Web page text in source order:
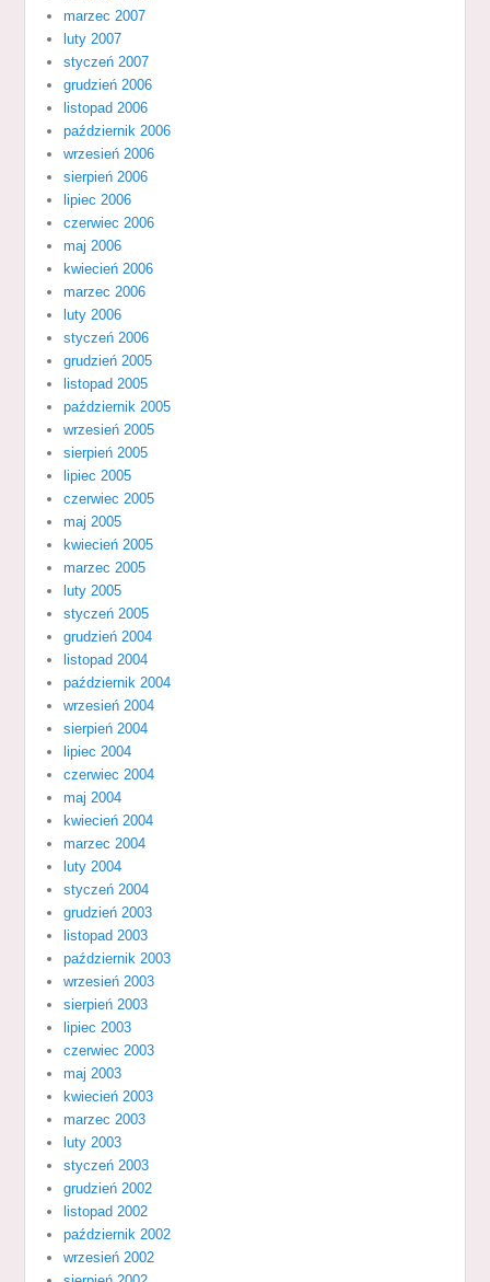
marzec 2007
luty 2007
styczeń 2007
grudzień 2006
listopad 2006
październik 2006
wrzesień 2006
sierpień 2006
lipiec 2006
czerwiec 2006
maj 2006
kwiecień 2006
marzec 2006
luty 2006
styczeń 2006
grudzień 2005
listopad 2005
październik 2005
wrzesień 2005
sierpień 2005
lipiec 2005
czerwiec 2005
maj 2005
kwiecień 2005
marzec 2005
luty 2005
styczeń 2005
grudzień 2004
listopad 2004
październik 2004
wrzesień 2004
sierpień 2004
lipiec 2004
czerwiec 2004
maj 2004
kwiecień 2004
marzec 2004
luty 2004
styczeń 2004
grudzień 2003
listopad 2003
październik 2003
wrzesień 2003
sierpień 2003
lipiec 2003
czerwiec 2003
maj 2003
kwiecień 2003
marzec 2003
luty 2003
styczeń 2003
grudzień 2002
listopad 2002
październik 2002
wrzesień 2002